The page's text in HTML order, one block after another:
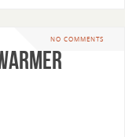
NO COMMENTS